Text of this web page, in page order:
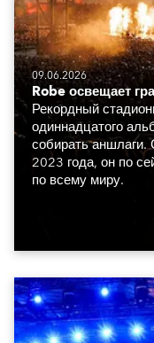
09.06.2026
Robe освещает
Рекордный
одиннадцатого
собирать аншлаги.
2023 года, он по
по всему миру.